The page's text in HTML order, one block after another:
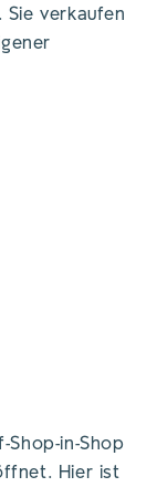
verkaufen
in-Shop
Hier ist